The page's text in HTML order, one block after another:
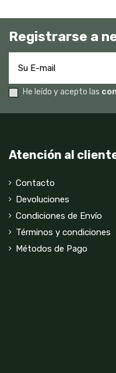
Registrarse a
He leído y acepto las
Atención al
Contacto
Devoluciones
Condiciones de Envío
Términos y condiciones
Métodos de Pago